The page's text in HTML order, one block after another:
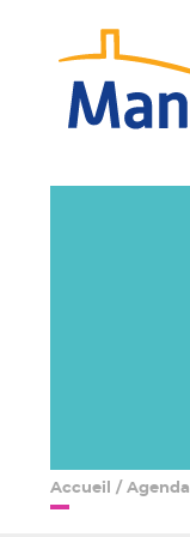
Accueil / Agenda